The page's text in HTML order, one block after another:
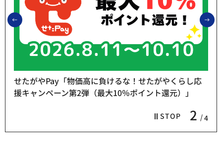
前のスライドを表示
STOP 3 4
し応
熱中症予防「お休み処」をご利用ください